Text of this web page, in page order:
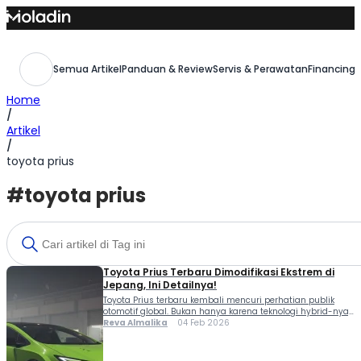
Skip
to
Semua ArtikelPanduan & ReviewServis & Perawatan
Home
/
Artikel
/
toyota prius
#toyota prius
Toyota Prius Terbaru Dimodifikasi Ekstrem di
Jepang, Ini Detailnya!
Toyota Prius terbaru kembali mencuri perhatian publik
otomotif global. Bukan hanya karena teknologi hybrid-nya,
tetapi juga desain yang kini tampil jauh lebih berani. Buat
Reva Almalika 04 Feb 2026